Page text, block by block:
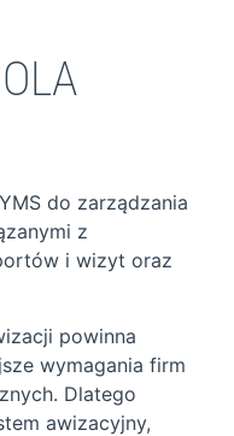
do zarządzania
z
i wizyt oraz
powinna
wymagania firm
Dlatego
awizacyjny,